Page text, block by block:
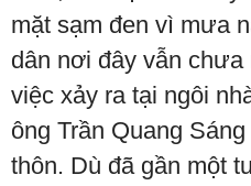
mặt sạm đen vì mưa
dân nơi đây vẫn
việc xảy ra tại ngôi
ông Trần Quang
thôn. Dù đã gần một